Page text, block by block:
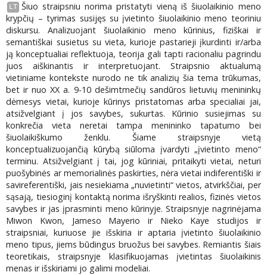
LT Šiuo straipsniu norima pristatyti vieną iš šiuolaikinio meno
krypčių – tyrimas susijęs su įvietinto šiuolaikinio meno teoriniu
diskursu. Analizuojant šiuolaikinio meno kūrinius, fiziškai ir
semantiškai susietus su vieta, kurioje pastarieji įkurdinti ir/arba
ją konceptualiai reflektuoja, teorija gali tapti racionaliu pagrindu
juos aiškinantis ir interpretuojant. Straipsnio aktualumą
vietiniame kontekste nurodo ne tik analizių šia tema trūkumas,
bet ir nuo XX a. 9-10 dešimtmečių sandūros lietuvių menininkų
dėmesys vietai, kurioje kūrinys pristatomas arba specialiai jai,
atsižvelgiant į jos savybes, sukurtas. Kūrinio susiejimas su
konkrečia vieta neretai tampa menininko tapatumo bei
šiuolaikiškumo ženklu. Šiame straipsnyje vietą
konceptualizuojančią kūrybą siūloma įvardyti „įvietinto meno“
terminu. Atsižvelgiant į tai, jog kūriniai, pritaikyti vietai, neturi
puošybinės ar memorialinės paskirties, nėra vietai indiferentiški ir
savireferentiški, jais nesiekiama „nuvietinti“ vietos, atvirkščiai, per
sąsają, tiesioginį kontaktą norima išryškinti realios, fizinės vietos
savybes ir jas įprasminti meno kūrinyje. Straipsnyje nagrinėjama
Miwon Kwon, Jameso Mayerio ir Nieko Kaye studijos ir
straipsniai, kuriuose jie išskiria ir aptaria įvietinto šiuolaikinio
meno tipus, jiems būdingus bruožus bei savybes. Remiantis šiais
teoretikais, straipsnyje klasifikuojamas įvietintas šiuolaikinis
menas ir išskiriami jo galimi modeliai.